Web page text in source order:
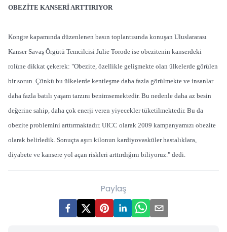
OBEZİTE KANSERİ ARTTIRIYOR
Kongre kapamında düzenlenen basın toplantısında konuşan Uluslararası
Kanser Savaş Örgütü Temcilcisi Julie Torode ise obezitenin kanserdeki
rolüne dikkat çekerek: "Obezite, özellikle gelişmekte olan ülkelerde görülen
bir sorun. Çünkü bu ülkelerde kentleşme daha fazla görülmekte ve insanlar
daha fazla batılı yaşam tarzını benimsemektedir. Bu nedenle daha az besin
değerine sahip, daha çok enerji veren yiyecekler tüketilmektedir. Bu da
obezite problemini arttırmaktadır. UICC olarak 2009 kampanyamızı obezite
olarak belirledik. Sonuçta aşırı kilonun kardiyovasküler hastalıklara,
diyabete ve kansere yol açan riskleri arttırdığını biliyoruz." dedi.
Paylaş